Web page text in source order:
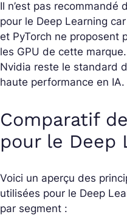
Il n’est pas recommandé
pour le Deep Learning
et PyTorch ne proposent
les GPU de cette
Nvidia reste le standard
haute performance en IA.
Comparatif
pour le Deep
Voici un aperçu des
utilisées pour le Deep
par segment :